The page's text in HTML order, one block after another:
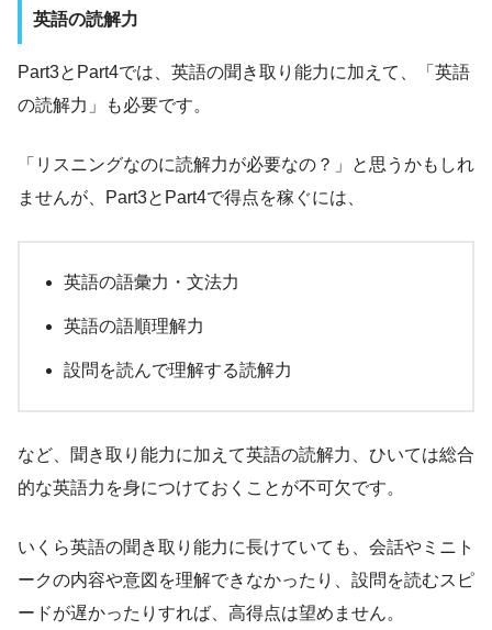
英語の読解力
Part3とPart4では、英語の聞き取り能力に加えて、「英語
の読解力」も必要です。
「リスニングなのに読解力が必要なの？」と思うかもしれ
ませんが、Part3とPart4で得点を稼ぐには、
英語の語彙力・文法力
英語の語順理解力
設問を読んで理解する読解力
など、聞き取り能力に加えて英語の読解力、ひいては総合
的な英語力を身につけておくことが不可欠です。
いくら英語の聞き取り能力に長けていても、会話やミニト
ークの内容や意図を理解できなかったり、設問を読むスピ
ードが遅かったりすれば、高得点は望めません。